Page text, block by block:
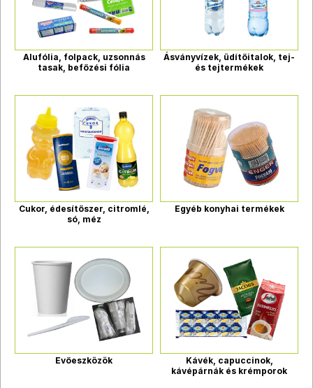
Alufólia, folpack, uzsonnás
tasak, befőzési fólia
Ásványvízek, üdítőitalok, tej-
és tejtermékek
Cukor, édesítőszer, citromlé,
só, méz
Egyéb konyhai termékek
Evőeszközök
Kávék, capuccinok,
kávépárnák és krémporok